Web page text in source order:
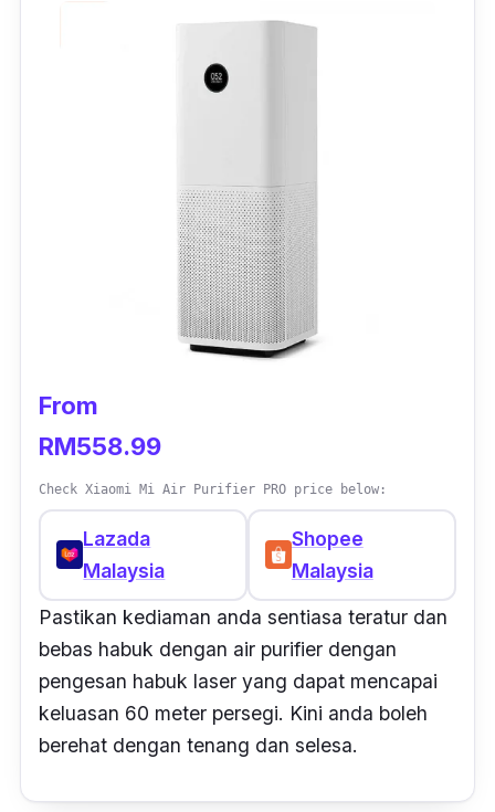
From
RM558.99
Check Xiaomi Mi Air Purifier PRO price below:
Lazada
Malaysia
Shopee
Malaysia
Pastikan kediaman anda sentiasa teratur dan
bebas habuk dengan air purifier dengan
pengesan habuk laser yang dapat mencapai
keluasan 60 meter persegi. Kini anda boleh
berehat dengan tenang dan selesa.